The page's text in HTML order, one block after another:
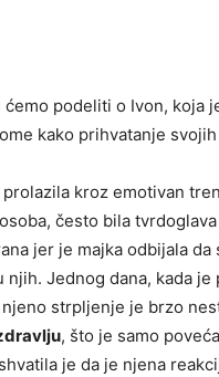
ćemo podeliti o Ivon, koja
kako prihvatanje
kroz emotivan
često bila
jer je majka odbijala
njih. Jednog dana, kada
njeno strpljenje je brzo
, što je samo
je da je njena